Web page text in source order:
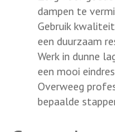
dampen te
Gebruik
een duurzaam
Werk in dunne
een mooi
Overweeg
bepaalde